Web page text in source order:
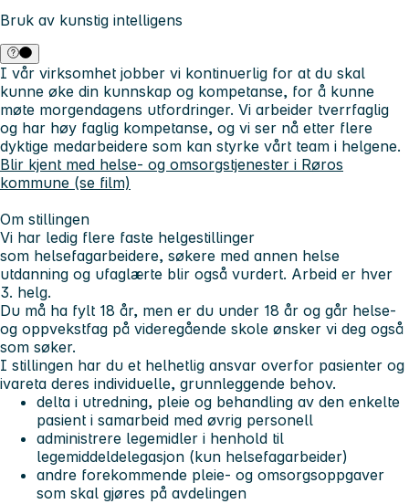
Bruk av kunstig intelligens
I vår virksomhet jobber vi kontinuerlig for at du skal
kunne øke din kunnskap og kompetanse, for å kunne
møte morgendagens utfordringer. Vi arbeider tverrfaglig
og har høy faglig kompetanse, og vi ser nå etter flere
dyktige medarbeidere som kan styrke vårt team i helgene.
Blir kjent med helse- og omsorgstjenester i Røros
kommune (se film)
Om stillingen
Vi har ledig flere faste helgestillinger
som helsefagarbeidere, søkere med annen helse
utdanning og ufaglærte blir også vurdert. Arbeid er hver
3. helg.
Du må ha fylt 18 år, men er du under 18 år og går helse-
og oppvekstfag på videregående skole ønsker vi deg også
som søker.
I stillingen har du et helhetlig ansvar overfor pasienter og
ivareta deres individuelle, grunnleggende behov.
delta i utredning, pleie og behandling av den enkelte
pasient i samarbeid med øvrig personell
administrere legemidler i henhold til
legemiddeldelegasjon (kun helsefagarbeider)
andre forekommende pleie- og omsorgsoppgaver
som skal gjøres på avdelingen